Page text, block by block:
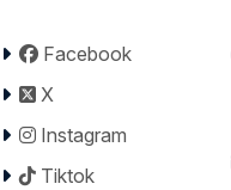
Facebook
X
Instagram
Tiktok